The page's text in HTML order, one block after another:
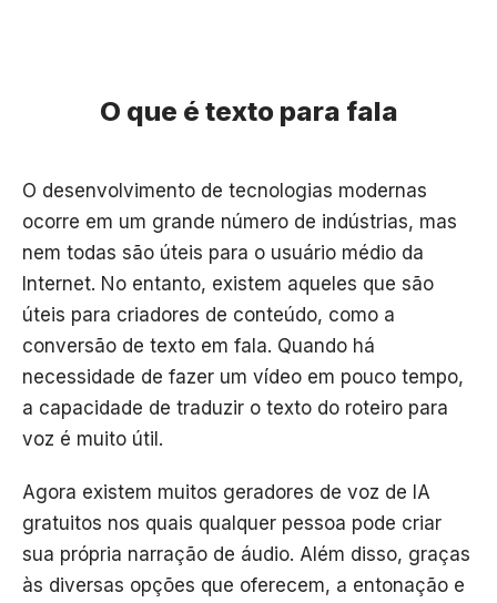
O que é texto para fala
O desenvolvimento de tecnologias modernas
ocorre em um grande número de indústrias, mas
nem todas são úteis para o usuário médio da
Internet. No entanto, existem aqueles que são
úteis para criadores de conteúdo, como a
conversão de texto em fala. Quando há
necessidade de fazer um vídeo em pouco tempo,
a capacidade de traduzir o texto do roteiro para
voz é muito útil.
Agora existem muitos geradores de voz de IA
gratuitos nos quais qualquer pessoa pode criar
sua própria narração de áudio. Além disso, graças
às diversas opções que oferecem, a entonação e